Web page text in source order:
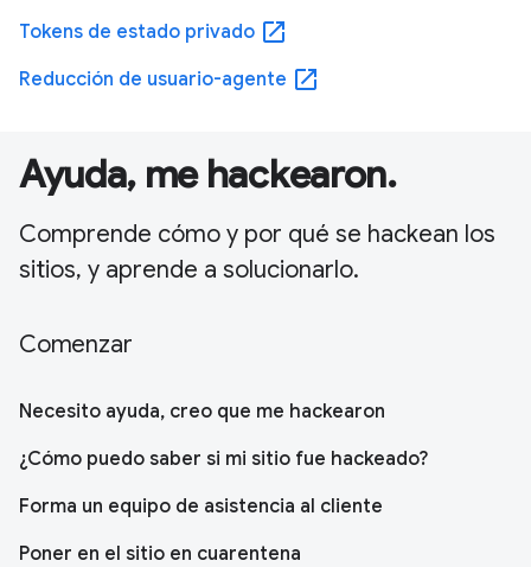
Tokens de estado privado open_in_new
Reducción de usuario-agente open_in_new
Ayuda, me hackearon.
Comprende cómo y por qué se hackean los
sitios, y aprende a solucionarlo.
Comenzar
Necesito ayuda, creo que me hackearon
¿Cómo puedo saber si mi sitio fue hackeado?
Forma un equipo de asistencia al cliente
Poner en el sitio en cuarentena